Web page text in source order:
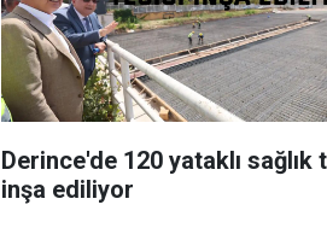
Derince'de 120 yataklı sağlık
inşa ediliyor